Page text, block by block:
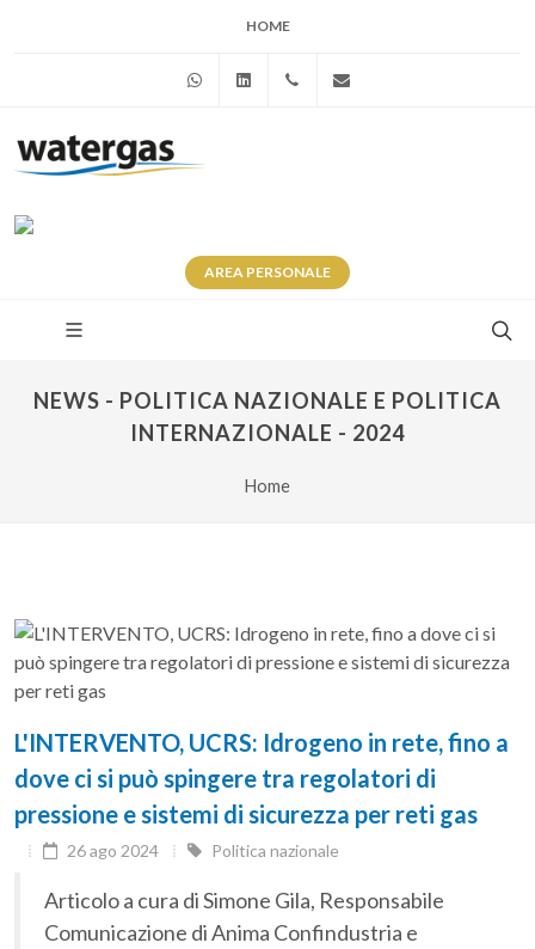
HOME
WhatsAppLinkedin+39 345 281 0246
AREA PERSONALE
NEWS - POLITICA NAZIONALE E POLITICA
INTERNAZIONALE - 2024
Home
L'INTERVENTO, UCRS: Idrogeno in rete, fino a
dove ci si può spingere tra regolatori di
pressione e sistemi di sicurezza per reti gas
26 ago 2024 Politica nazionale
Articolo a cura di Simone Gila, Responsabile
Comunicazione di Anima Confindustria e